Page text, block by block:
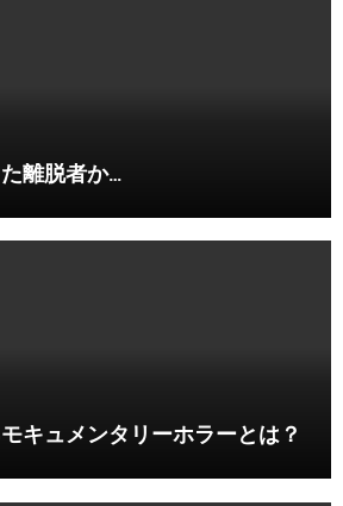
離脱者か…
キュメンタリーホラーとは？